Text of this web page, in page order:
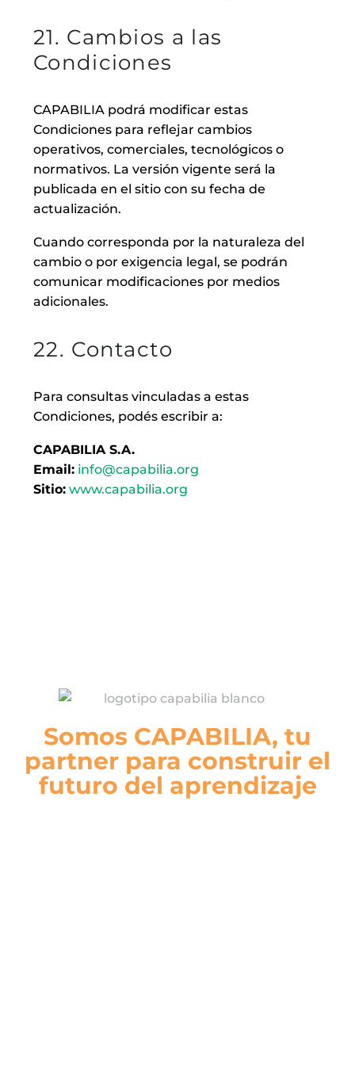
21. Cambios a las
Condiciones
CAPABILIA podrá modificar estas
Condiciones para reflejar cambios
operativos, comerciales, tecnológicos o
normativos. La versión vigente será la
publicada en el sitio con su fecha de
actualización.
Cuando corresponda por la naturaleza del
cambio o por exigencia legal, se podrán
comunicar modificaciones por medios
adicionales.
22. Contacto
Para consultas vinculadas a estas
Condiciones, podés escribir a:
CAPABILIA S.A.
Email: info@capabilia.org
Sitio: www.capabilia.org
Somos CAPABILIA, tu
partner para construir el
futuro del aprendizaje